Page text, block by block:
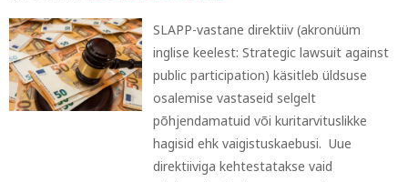
SLAPP-vastane direktiiv (akronüüm
inglise keelest: Strategic lawsuit against
public participation) käsitleb üldsuse
osalemise vastaseid selgelt
põhjendamatuid või kuritarvituslikke
hagisid ehk vaigistuskaebusi. Uue
direktiiviga kehtestatakse vaid